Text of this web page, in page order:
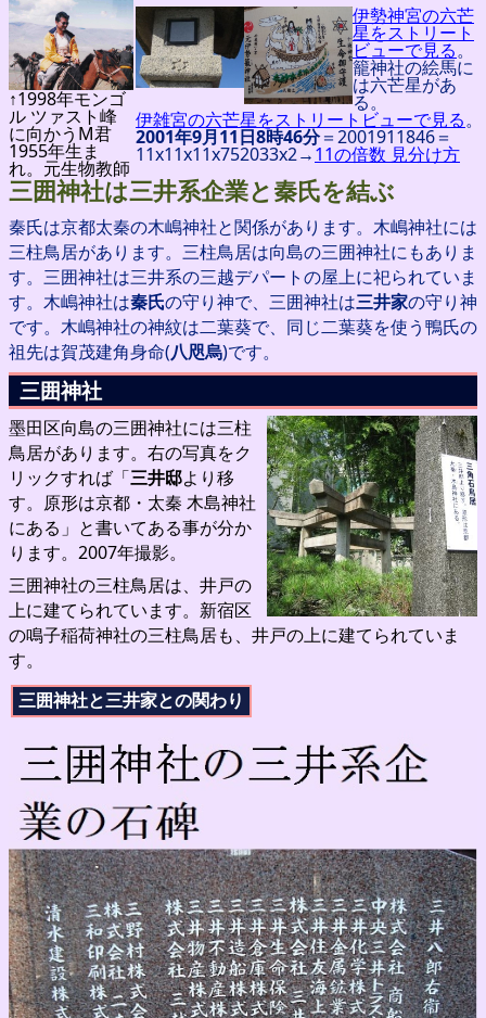
三囲神社は三井系企業と秦氏を結ぶ
秦氏は京都太秦の木嶋神社と関係があります。木嶋神社には
三柱鳥居があります。三柱鳥居は向島の三囲神社にもありま
す。三囲神社は三井系の三越デパートの屋上に祀られていま
す。木嶋神社は秦氏の守り神で、三囲神社は三井家の守り神
です。木嶋神社の神紋は二葉葵で、同じ二葉葵を使う鴨氏の
祖先は賀茂建角身命(八咫烏)です。
三囲神社
墨田区向島の三囲神社には三柱
鳥居があります。右の写真をク
リックすれば「三井邸より移
す。原形は京都・太秦 木島神社
にある」と書いてある事が分か
ります。2007年撮影。
三囲神社の三柱鳥居は、井戸の
上に建てられています。新宿区
の鳴子稲荷神社の三柱鳥居も、井戸の上に建てられていま
す。
三囲神社と三井家との関わり
↑1998年モンゴ
ル ツァスト峰
に向かうM君
1955年生ま
れ。元生物教師
伊勢神宮の六芒
星をストリート
ビューで見る。
籠神社の絵馬に
は六芒星があ
る。
伊雑宮の六芒星をストリートビューで見る。
2001年9月11日8時46分＝2001911846＝
11x11x11x752033x2→11の倍数 見分け方